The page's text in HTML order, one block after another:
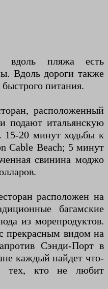
вдоль пляжа есть
Вдоль дороги также
быстрого питания.
расположенный
подают итальянскую
15-20 минут ходьбы к
Cable Beach; 5 минут
свинина моджо
расположен на
багамские
из морепродуктов.
прекрасным видом на
Сэнди-Порт в
каждый найдет что-
тех, кто не любит